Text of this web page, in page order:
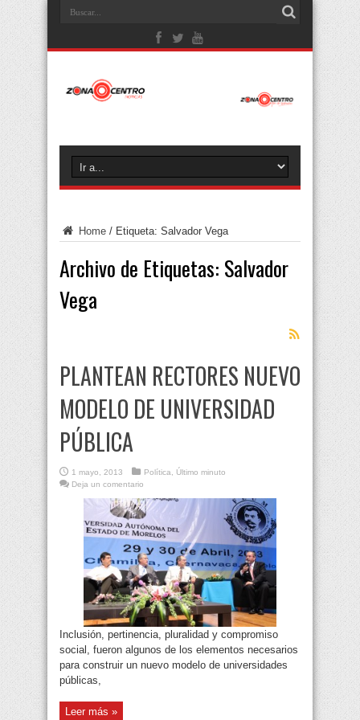
Home / Etiqueta: Salvador Vega
Archivo de Etiquetas: Salvador
Vega
PLANTEAN RECTORES NUEVO
MODELO DE UNIVERSIDAD
PÚBLICA
1 mayo, 2013 Política, Último minuto
Deja un comentario
Inclusión, pertinencia, pluralidad y compromiso
social, fueron algunos de los elementos necesarios
para construir un nuevo modelo de universidades
públicas,
Leer más »